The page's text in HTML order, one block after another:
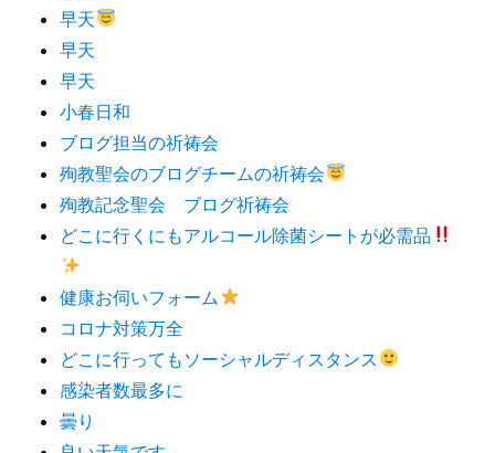
早天
早天
早天
小春日和
ブログ担当の祈祷会
殉教聖会のブログチームの祈祷会
殉教記念聖会 ブログ祈祷会
どこに行くにもアルコール除菌シートが必需品
健康お伺いフォーム
コロナ対策万全
どこに行ってもソーシャルディスタンス
感染者数最多に
曇り